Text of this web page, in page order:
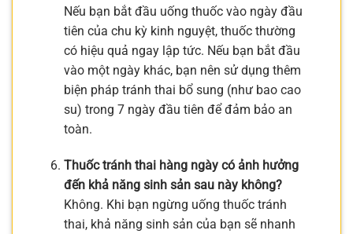
Nếu bạn bắt đầu uống thuốc vào ngày đầu
tiên của chu kỳ kinh nguyệt, thuốc thường
có hiệu quả ngay lập tức. Nếu bạn bắt đầu
vào một ngày khác, bạn nên sử dụng thêm
biện pháp tránh thai bổ sung (như bao cao
su) trong 7 ngày đầu tiên để đảm bảo an
toàn.
Thuốc tránh thai hàng ngày có ảnh hưởng
đến khả năng sinh sản sau này không?
Không. Khi bạn ngừng uống thuốc tránh
thai, khả năng sinh sản của bạn sẽ nhanh